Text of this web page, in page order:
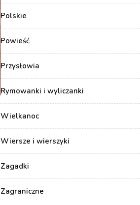
Polskie
Powieść
Przysłowia
Rymowanki i wyliczanki
Wielkanoc
Wiersze i wierszyki
Zagadki
Zagraniczne